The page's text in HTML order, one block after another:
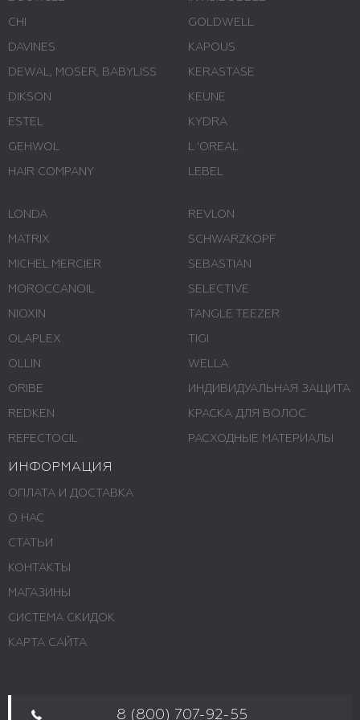
CHI
DAVINES
DEWAL, MOSER, BABYLISS
DIKSON
ESTEL
GEHWOL
HAIR COMPANY
GOLDWELL
KAPOUS
KERASTASE
KEUNE
KYDRA
L 'ОREAL
LEBEL
LONDA
MATRIX
MICHEL MERCIER
MOROCCANOIL
NIOXIN
OLAPLEX
OLLIN
ORIBE
REDKEN
REFECTOCIL
REVLON
SCHWARZKOPF
SEBASTIAN
SELECTIVE
TANGLE TEEZER
TIGI
WELLA
ИНДИВИДУАЛЬНАЯ ЗАЩИТА
КРАСКА ДЛЯ ВОЛОС
РАСХОДНЫЕ МАТЕРИАЛЫ
ИНФОРМАЦИЯ
ОПЛАТА И ДОСТАВКА
О НАС
СТАТЬИ
КОНТАКТЫ
МАГАЗИНЫ
СИСТЕМА СКИДОК
КАРТА САЙТА
8 (800) 707-92-55